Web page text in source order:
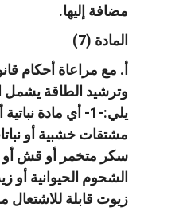
مضافة إليها.
المادة (7)
أ. مع مراعاة أحكام
وترشيد الطاقة يشمل
يلي:-1- أي مادة
مشتقات خشبية أو
الشحوم الحيوانية أو
زيوت قابلة